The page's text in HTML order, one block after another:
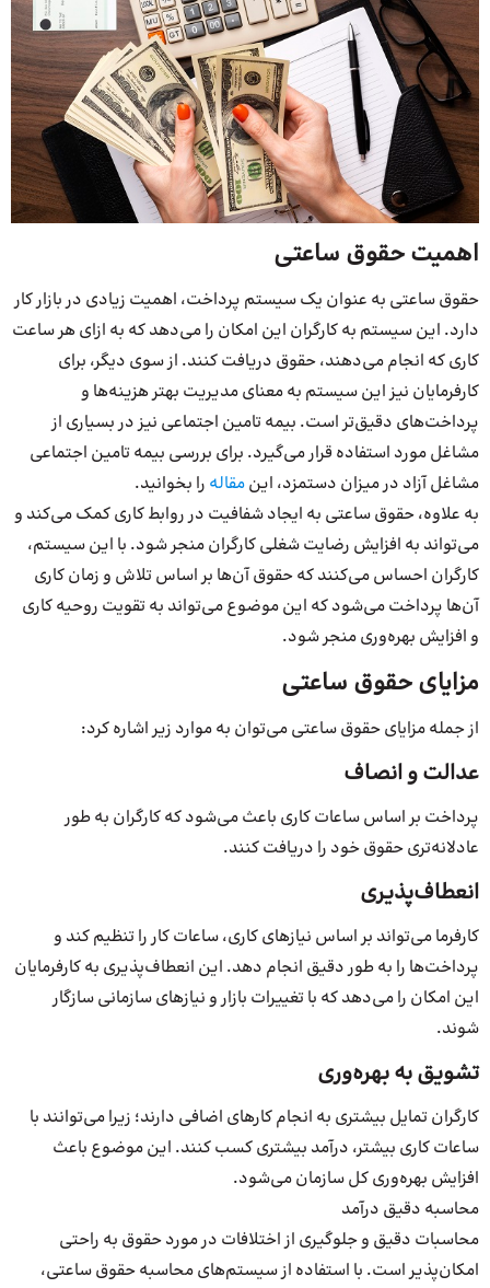
اهمیت حقوق ساعتی
حقوق ساعتی به عنوان یک سیستم پرداخت، اهمیت زیادی در بازار کار
دارد. این سیستم به کارگران این امکان را می‌دهد که به ازای هر ساعت
کاری که انجام می‌دهند، حقوق دریافت کنند. از سوی دیگر، برای
کارفرمایان نیز این سیستم به معنای مدیریت بهتر هزینه‌ها و
پرداخت‌های دقیق‌تر است. بیمه تامین اجتماعی نیز در بسیاری از
مشاغل مورد استفاده قرار می‌گیرد. برای بررسی بیمه تامین اجتماعی
مشاغل آزاد در میزان دستمزد، اینمقاله را بخوانید.
به علاوه، حقوق ساعتی به ایجاد شفافیت در روابط کاری کمک می‌کند و
می‌تواند به افزایش رضایت شغلی کارگران منجر شود. با این سیستم،
کارگران احساس می‌کنند که حقوق آن‌ها بر اساس تلاش و زمان کاری
آن‌ها پرداخت می‌شود که این موضوع می‌تواند به تقویت روحیه کاری
و افزایش بهره‌وری منجر شود.
مزایای حقوق ساعتی
از جمله مزایای حقوق ساعتی می‌توان به موارد زیر اشاره کرد:
عدالت و انصاف
پرداخت بر اساس ساعات کاری باعث می‌شود که کارگران به طور
عادلانه‌تری حقوق خود را دریافت کنند.
انعطاف‌پذیری
کارفرما می‌تواند بر اساس نیازهای کاری، ساعات کار را تنظیم کند و
پرداخت‌ها را به طور دقیق انجام دهد. این انعطاف‌پذیری به کارفرمایان
این امکان را می‌دهد که با تغییرات بازار و نیازهای سازمانی سازگار
شوند.
تشویق به بهره‌وری
کارگران تمایل بیشتری به انجام کارهای اضافی دارند؛ زیرا می‌توانند با
ساعات کاری بیشتر، درآمد بیشتری کسب کنند. این موضوع باعث
افزایش بهره‌وری کل سازمان می‌شود.
محاسبه دقیق درآمد
محاسبات دقیق و جلوگیری از اختلافات در مورد حقوق به راحتی
امکان‌پذیر است. با استفاده از سیستم‌های محاسبه حقوق ساعتی،